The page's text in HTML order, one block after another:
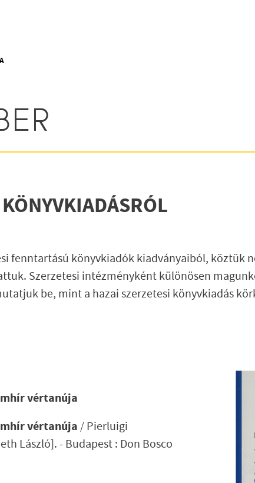
fenntartású könyvkiadók kiadványaiból, köztük
Szerzetesi intézményként különösen
be, mint a hazai szerzetesi könyvkiadás
vértanúja
vértanúja / Pierluigi
László]. - Budapest : Don Bosco